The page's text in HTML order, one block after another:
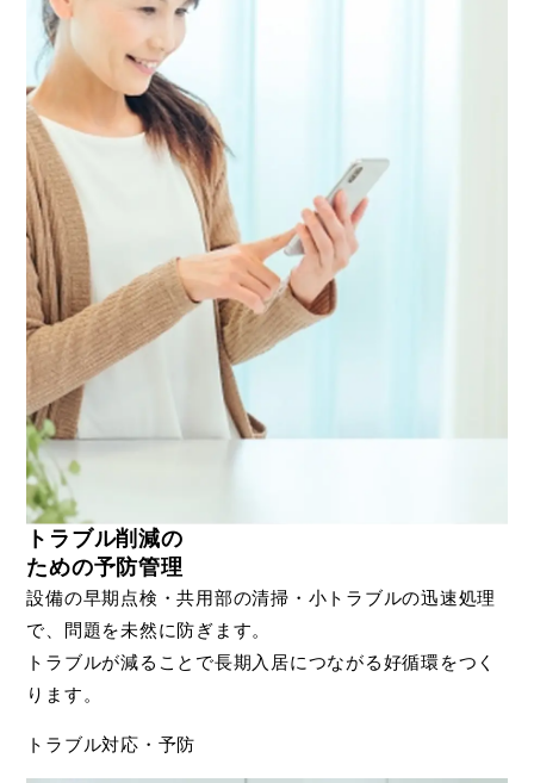
トラブル削減の
ための予防管理
設備の早期点検・共用部の清掃・小トラブルの迅速処理
で、問題を未然に防ぎます。
トラブルが減ることで長期入居につながる好循環をつく
ります。
トラブル対応・予防